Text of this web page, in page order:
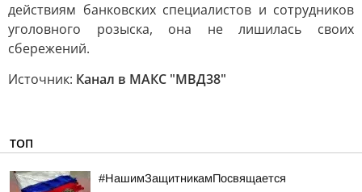
действиям банковских специалистов и сотрудников
уголовного розыска, она не лишилась своих
сбережений.
Источник: Канал в МАКС "МВД38"
ТОП
#НашимЗащитникамПосвящается